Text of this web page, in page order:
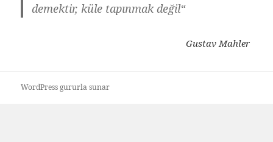
demektir, küle tapınmak değil“
Gustav Mahler
WordPress gururla sunar